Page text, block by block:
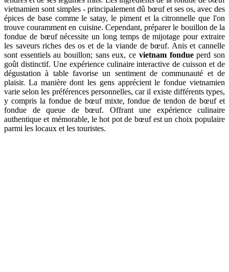
vietnamien sont simples - principalement dû bœuf et ses os, avec des
épices de base comme le satay, le piment et la citronnelle que l'on
trouve couramment en cuisine. Cependant, préparer le bouillon de la
fondue de bœuf nécessite un long temps de mijotage pour extraire
les saveurs riches des os et de la viande de bœuf. Anis et cannelle
sont essentiels au bouillon; sans eux, ce vietnam fondueperd son
goût distinctif. Une expérience culinaire interactive de cuisson et de
dégustation à table favorise un sentiment de communauté et de
plaisir. La manière dont les gens apprécient le fondue vietnamien
varie selon les préférences personnelles, car il existe différents types,
y compris la fondue de bœuf mixte, fondue de tendon de bœuf et
fondue de queue de bœuf. Offrant une expérience culinaire
authentique et mémorable, le hot pot de bœuf est un choix populaire
parmi les locaux et les touristes.